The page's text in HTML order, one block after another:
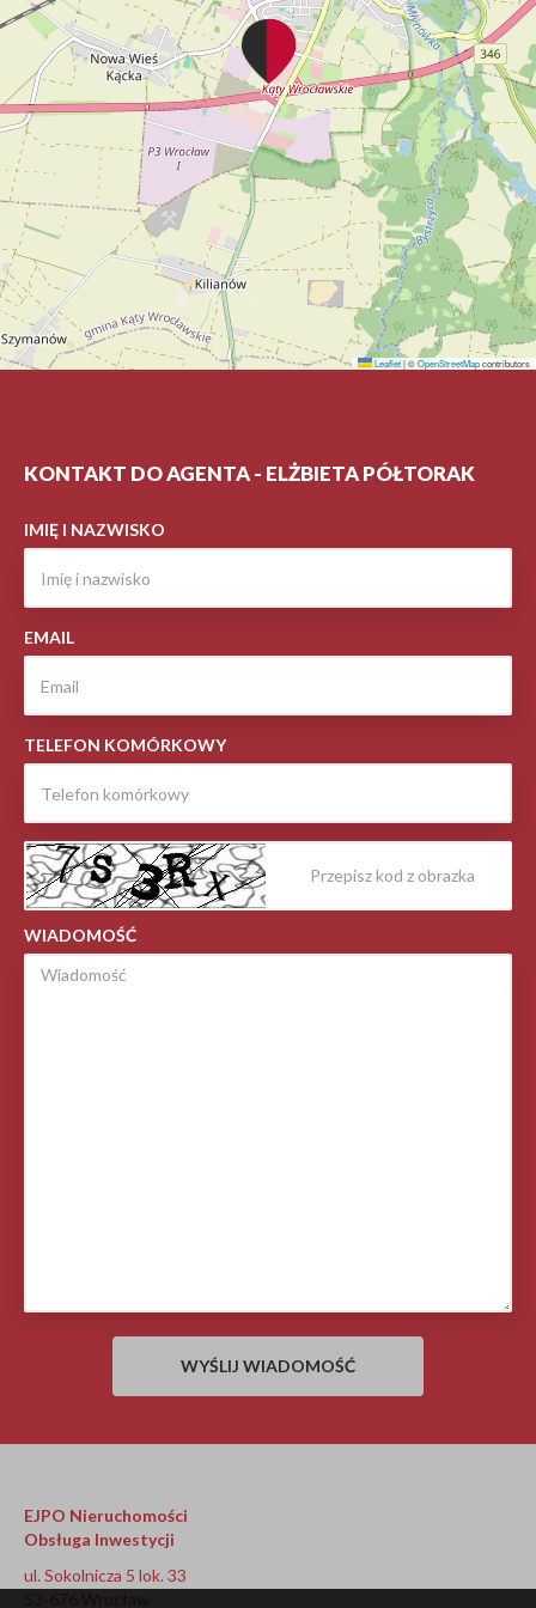
Leaflet|©OpenStreetMapcontributors
KONTAKT DO AGENTA - ELŻBIETA PÓŁTORAK
IMIĘ I NAZWISKO
EMAIL
TELEFON KOMÓRKOWY
WIADOMOŚĆ
EJPO Nieruchomości
Obsługa Inwestycji
ul. Sokolnicza 5 lok. 33